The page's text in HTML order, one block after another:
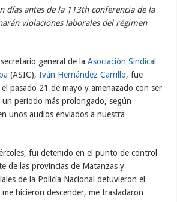
días antes de la 113th conferencia de la
violaciones laborales del régimen
general de laAsociación Sindical
(ASIC),Iván Hernández Carrillo, fue
pasado 21 de mayo y amenazado con ser
un periodo más prolongado, según
unos audios enviados a nuestra
fui detenido en el punto de control
de las provincias de Matanzas y
de la Policía Nacional detuvieron el
hicieron descender, me trasladaron